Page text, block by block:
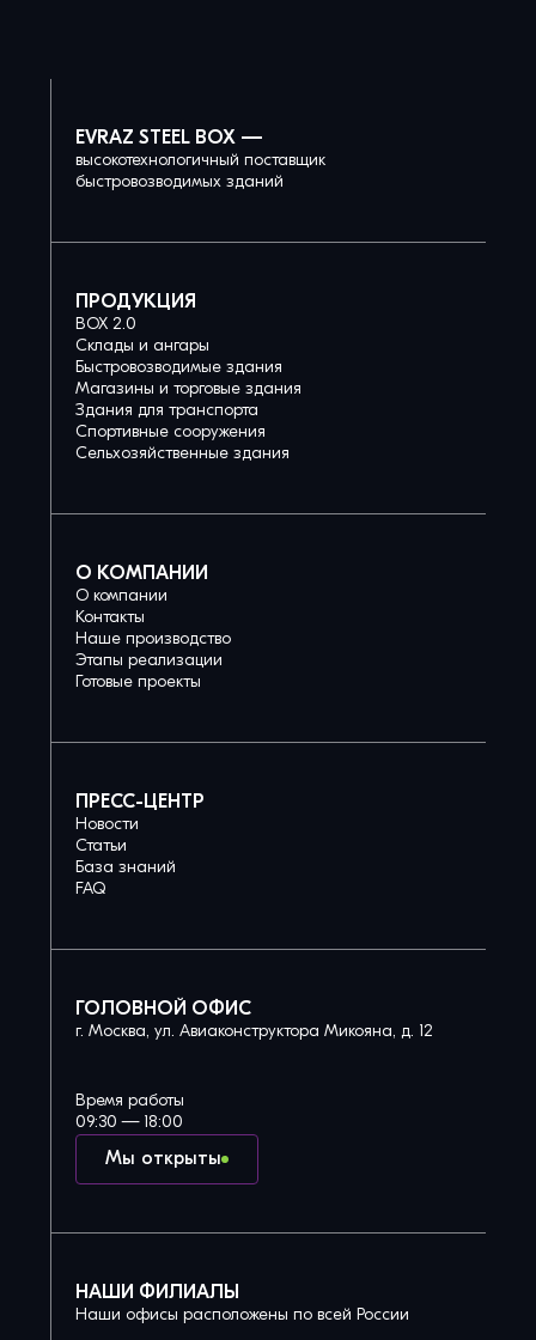
EVRAZ STEEL BOX —
высокотехнологичный поставщик
быстровозводимых зданий
ПРОДУКЦИЯ
BOX 2.0
Склады и ангары
Быстровозводимые здания
Магазины и торговые здания
Здания для транспорта
Спортивные сооружения
Сельхозяйственные здания
О КОМПАНИИ
О компании
Контакты
Наше производство
Этапы реализации
Готовые проекты
ПРЕСС-ЦЕНТР
Новости
Статьи
База знаний
FAQ
ГОЛОВНОЙ ОФИС
г. Москва, ул. Авиаконструктора Микояна, д. 12
Мы открыты
Время работы
09:30 — 18:00
НАШИ ФИЛИАЛЫ
Наши офисы расположены по всей России